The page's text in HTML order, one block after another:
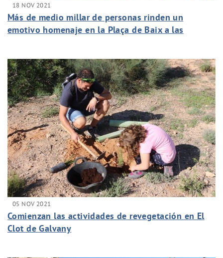
18 NOV 2021
Más de medio millar de personas rinden un
emotivo homenaje en la Plaça de Baix a las
05 NOV 2021
Comienzan las actividades de revegetación en El
Clot de Galvany